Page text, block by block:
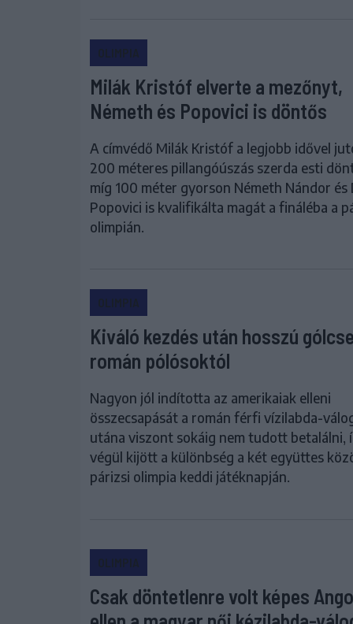
OLIMPIA
Milák Kristóf elverte a mezőnyt,
Németh és Popovici is döntős
A címvédő Milák Kristóf a legjobb idővel
200 méteres pillangóúszás szerda esti
míg 100 méter gyorson Németh Nándor és
Popovici is kvalifikálta magát a fináléba a
olimpián.
OLIMPIA
Kiváló kezdés után hosszú
román pólósoktól
Nagyon jól indította az amerikaiak elleni
összecsapását a román férfi vízilabda-
utána viszont sokáig nem tudott betalálni,
végül kijött a különbség a két együttes
párizsi olimpia keddi játéknapján.
OLIMPIA
Csak döntetlenre volt képes